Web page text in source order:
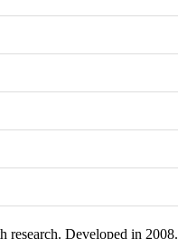
research. Developed in 2008.